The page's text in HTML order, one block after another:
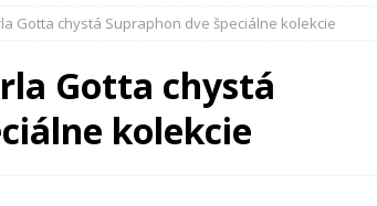
rozchod
HUDBA
cestou na Monte Mabu
HUDBA
HUDBA
svet plný tajomstiev
FILM
Gotta chystá Supraphon dve špeciálne kolekcie
Gotta chystá
kolekcie